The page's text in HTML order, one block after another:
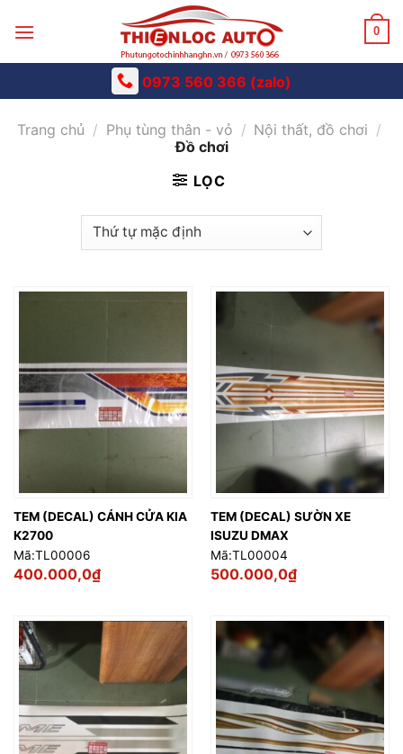
0
0973 560 366 (zalo)
Trang chủ / Phụ tùng thân - vỏ / Nội thất, đồ chơi /
Đồ chơi
LỌC
TEM (DECAL) CÁNH CỬA KIA
K2700
Mã:TL00006
400.000,0₫
TEM (DECAL) SƯỜN XE
ISUZU DMAX
Mã:TL00004
500.000,0₫